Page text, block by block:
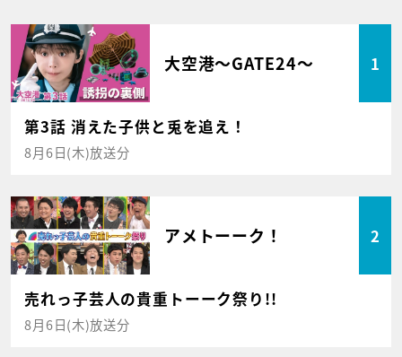
大空港～GATE24～ 1
第3話 消えた子供と兎を追え！
8月6日(木)放送分
アメトーーク！ 2
売れっ子芸人の貴重トーーク祭り!!
8月6日(木)放送分